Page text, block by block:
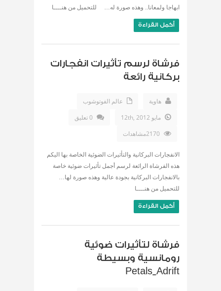
ابهاجا ولمعانا.. وهذه صورة له… للتحميل من هنــــا
أكمل القراءة
فرشاة لرسم تأثيرات انفجارات
بركانية رائعة
هاوية
عالم الفوتوشوب
مايو 12th, 2012
0 تعليق
الانفجارات البركانية والتأثيرات الضوئية الخاصة بها اليكم
هذه الفرشاة الرائعة لرسم أجمل تأثيرات ضوئية خاصة
بالانفجارات البركانية بجودة عالية وهذه صورة لها…
للتحميل من هنــــا
أكمل القراءة
فرشاة لتأثيرات ضوئية
رومانسية وبسيطة
Petals_Adrift